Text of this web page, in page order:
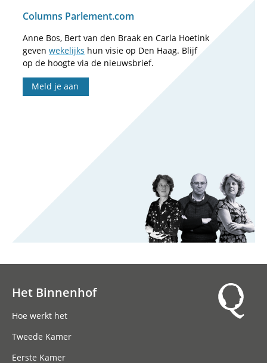
Columns Parlement.com
Anne Bos, Bert van den Braak en Carla Hoetink
geven wekelijks hun visie op Den Haag. Blijf
op de hoogte via de nieuwsbrief.
Meld je aan
Het Binnenhof
Hoe werkt het
Tweede Kamer
Eerste Kamer